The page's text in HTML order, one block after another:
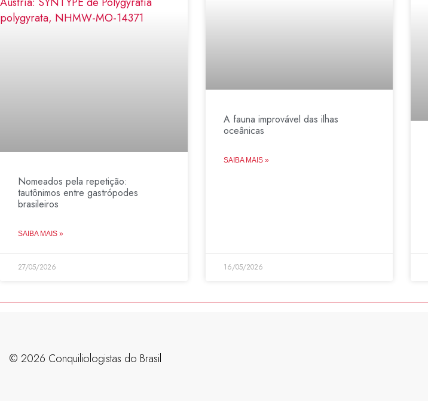
Nomeados pela repetição:
tautônimos entre gastrópodes
brasileiros
SAIBA MAIS »
27/05/2026
A fauna improvável das ilhas
oceânicas
SAIBA MAIS »
16/05/2026
©️ 2026 Conquiliologistas do Brasil